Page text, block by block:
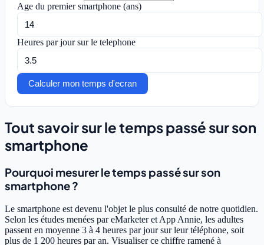
Age du premier smartphone (ans)
Heures par jour sur le telephone
Calculer mon temps d'ecran
Tout savoir sur le temps passé sur son
smartphone
Pourquoi mesurer le temps passé sur son
smartphone ?
Le smartphone est devenu l'objet le plus consulté de notre quotidien.
Selon les études menées par eMarketer et App Annie, les adultes
passent en moyenne 3 à 4 heures par jour sur leur téléphone, soit
plus de 1 200 heures par an. Visualiser ce chiffre ramené à